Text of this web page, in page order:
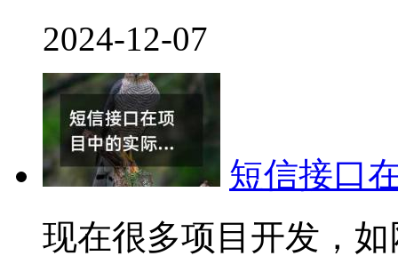
2024-12-07
短信接口
现在很多项目开发，